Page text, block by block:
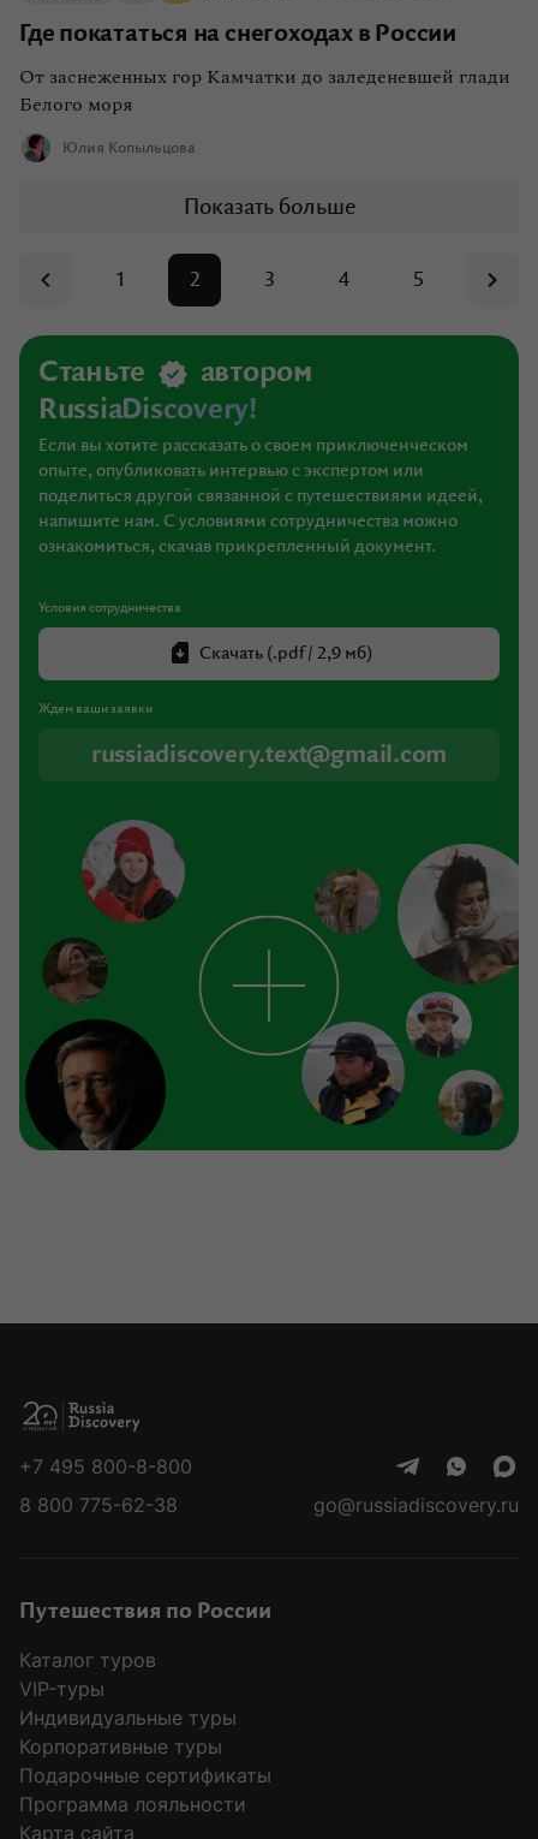
Где покататься на снегоходах в России
От заснеженных гор Камчатки до заледеневшей глади
Белого моря
Юлия Копыльцова
Показать больше
1 2 3 4 5
Станьте
автором
RussiaDiscovery!
Если вы хотите рассказать о своем приключенческом
опыте, опубликовать интервью с экспертом или
поделиться другой связанной с путешествиями идеей,
напишите нам. С условиями сотрудничества можно
ознакомиться, скачав прикрепленный документ.
Условия сотрудничества
Скачать (.pdf / 2,9 мб)
Ждем ваши заявки
russiadiscovery.text@gmail.com
основателя
Вадим Мамонтов
Если спустя месяцы, а иногда и годы после
путешествия, я время от времени мысленно
к нему возвращаюсь, перебирая, словно
четки, его эмоциональные переживания, —
значит, эта поездка оказалась в моей
+7 495 800-8-800
8 800 775-62-38
go@russiadiscovery.ru
Путешествия по России
Каталог туров
VIP-туры
Индивидуальные туры
Корпоративные туры
Подарочные сертификаты
Программа лояльности
Карта сайта